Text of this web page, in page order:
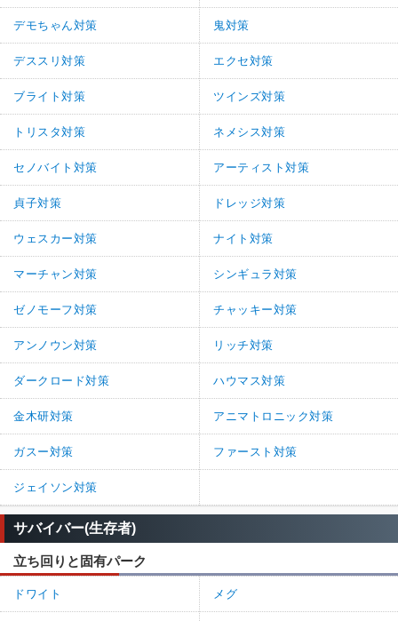
デモちゃん対策 鬼対策
デススリ対策 エクセ対策
ブライト対策 ツインズ対策
トリスタ対策 ネメシス対策
セノバイト対策 アーティスト対策
貞子対策 ドレッジ対策
ウェスカー対策 ナイト対策
マーチャン対策 シンギュラ対策
ゼノモーフ対策 チャッキー対策
アンノウン対策 リッチ対策
ダークロード対策 ハウマス対策
金木研対策 アニマトロニック対策
ガスー対策 ファースト対策
ジェイソン対策
サバイバー(生存者)
立ち回りと固有パーク
ドワイト メグ